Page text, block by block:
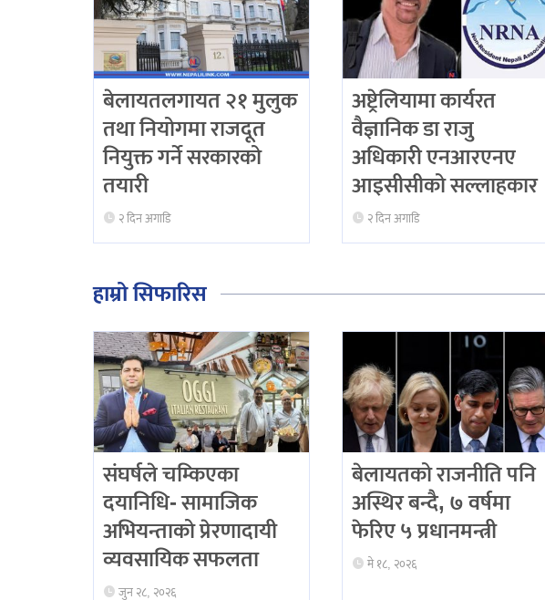
बेलायतलगायत २१ मुलुक
तथा नियोगमा राजदूत
नियुक्त गर्ने सरकारको
तयारी
२ दिन अगाडि
अष्ट्रेलियामा कार्यरत
वैज्ञानिक डा राजु
अधिकारी एनआरएनए
आइसीसीको सल्लाहकार
२ दिन अगाडि
हाम्रो सिफारिस
संघर्षले चम्किएका
दयानिधि- सामाजिक
अभियन्ताको प्रेरणादायी
व्यवसायिक सफलता
जुन २८, २०२६
बेलायतको राजनीति पनि
अस्थिर बन्दै, ७ वर्षमा
फेरिए ५ प्रधानमन्त्री
मे १८, २०२६